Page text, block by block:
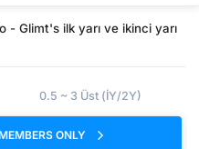
- Glimt's ilk yarı ve ikinci yarı
0.5 ~ 3 Üst (İY/2Y)
ONLY